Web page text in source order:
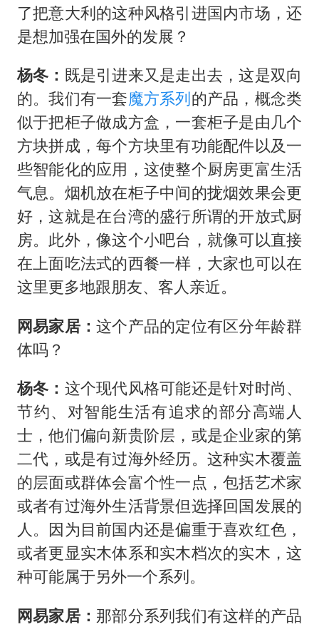
了把意大利的这种风格引进国内市场，还
是想加强在国外的发展？
杨冬： 既是引进来又是走出去，这是双向
的。我们有一套魔方系列的产品，概念类
似于把柜子做成方盒，一套柜子是由几个
方块拼成，每个方块里有功能配件以及一
些智能化的应用，这使整个厨房更富生活
气息。烟机放在柜子中间的拢烟效果会更
好，这就是在台湾的盛行所谓的开放式厨
房。此外，像这个小吧台，就像可以直接
在上面吃法式的西餐一样，大家也可以在
这里更多地跟朋友、客人亲近。
网易家居：这个产品的定位有区分年龄群
体吗？
杨冬： 这个现代风格可能还是针对时尚、
节约、对智能生活有追求的部分高端人
士，他们偏向新贵阶层，或是企业家的第
二代，或是有过海外经历。这种实木覆盖
的层面或群体会富个性一点，包括艺术家
或者有过海外生活背景但选择回国发展的
人。因为目前国内还是偏重于喜欢红色，
或者更显实木体系和实木档次的实木，这
种可能属于另外一个系列。
网易家居： 那部分系列我们有这样的产品